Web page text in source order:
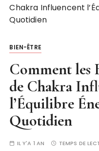
Chakra Influencent
Quotidien
BIEN-ÊTRE
Comment les
de Chakra
l’Équilibre
Quotidien
IL Y'A 1 AN TEMPS DE